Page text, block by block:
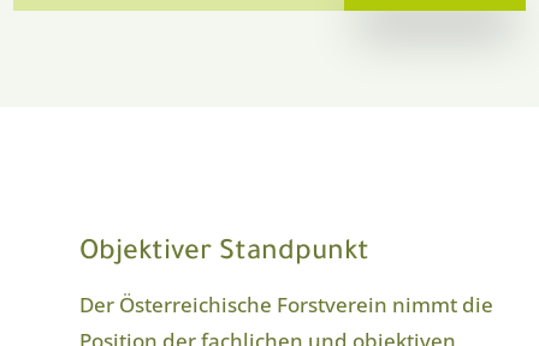
Objektiver Standpunkt
Der Österreichische Forstverein nimmt die